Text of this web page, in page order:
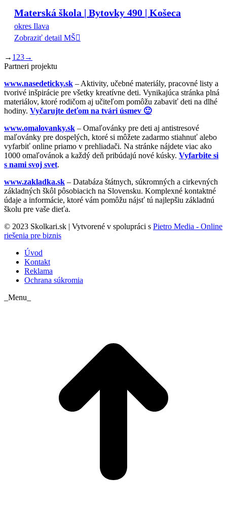
Materská škola | Bytovky 490 | Košeca
okres Ilava
Zobraziť detail MŠ
→ 1 23→
Partneri projektu
www.nasedeticky.sk – Aktivity, učebné materiály, pracovné listy a
tvorivé inšpirácie pre všetky kreatívne deti. Vynikajúca stránka plná
materiálov, ktoré rodičom aj učiteľom pomôžu zabaviť deti na dlhé
hodiny. Vyčarujte deťom na tvári úsmev 🙂
www.omalovanky.sk – Omaľovánky pre deti aj antistresové
maľovánky pre dospelých, ktoré si môžete zadarmo stiahnuť alebo
vyfarbiť online priamo v prehliadači. Na stránke nájdete viac ako
1000 omaľovánok a každý deň pribúdajú nové kúsky. Vyfarbite si
s nami svoj svet.
www.zakladka.sk – Databáza štátnych, súkromných a cirkevných
základných škôl pôsobiacich na Slovensku. Komplexné kontaktné
údaje a informácie, ktoré vám pomôžu nájsť tú najlepšiu základnú
školu pre vaše dieťa.
© 2023 Skolkari.sk | Vytvorené v spolupráci s Pietro Media - Online
riešenia pre biznis
Úvod
Kontakt
Reklama
Ochrana súkromia
_Menu_